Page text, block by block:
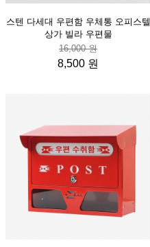
스텐 다세대 우편함 우체통 오피스텔
상가 빌라 우편물
16,000 원
8,500 원